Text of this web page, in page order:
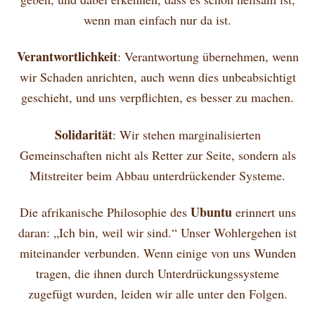
wenn man einfach nur da ist.
Verantwortlichkeit: Verantwortung übernehmen, wenn
wir Schaden anrichten, auch wenn dies unbeabsichtigt
geschieht, und uns verpflichten, es besser zu machen.
Solidarität: Wir stehen marginalisierten
Gemeinschaften nicht als Retter zur Seite, sondern als
Mitstreiter beim Abbau unterdrückender Systeme.
Die afrikanische Philosophie des Ubuntuerinnert uns
daran: „Ich bin, weil wir sind.“ Unser Wohlergehen ist
miteinander verbunden. Wenn einige von uns Wunden
tragen, die ihnen durch Unterdrückungssysteme
zugefügt wurden, leiden wir alle unter den Folgen.